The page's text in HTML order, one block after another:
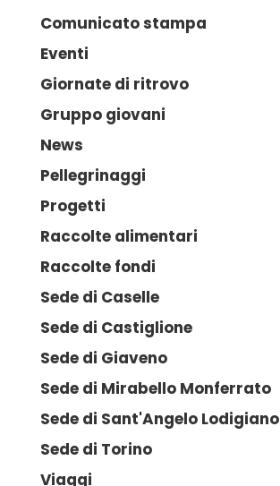
Comunicato stampa
Eventi
Giornate di ritrovo
Gruppo giovani
News
Pellegrinaggi
Progetti
Raccolte alimentari
Raccolte fondi
Sede di Caselle
Sede di Castiglione
Sede di Giaveno
Sede di Mirabello Monferrato
Sede di Sant'Angelo Lodigiano
Sede di Torino
Viaggi